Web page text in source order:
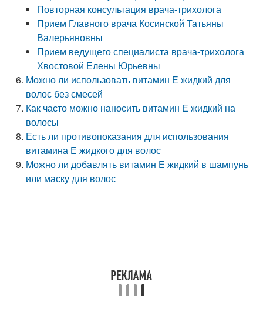
Повторная консультация врача-трихолога
Прием Главного врача Косинской Татьяны
Валерьяновны
Прием ведущего специалиста врача-трихолога
Хвостовой Елены Юрьевны
Можно ли использовать витамин Е жидкий для
волос без смесей
Как часто можно наносить витамин Е жидкий на
волосы
Есть ли противопоказания для использования
витамина Е жидкого для волос
Можно ли добавлять витамин Е жидкий в шампунь
или маску для волос